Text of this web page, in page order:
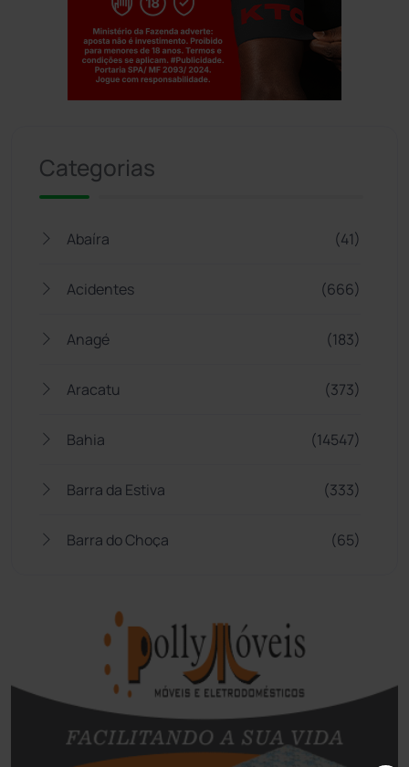
Categorias
Abaíra (41)
Acidentes (666)
Anagé (183)
Aracatu (373)
Bahia (14547)
Barra da Estiva (333)
Barra do Choça (65)
Bom Jesus da Lapa
Boquira
Botuporã (73)